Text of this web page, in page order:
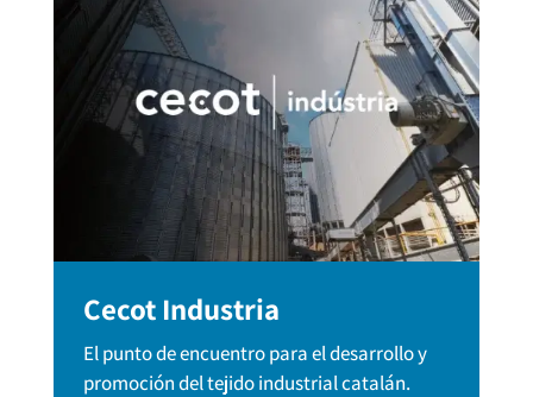
Cecot Industria
El punto de encuentro para el desarrollo y
promoción del tejido industrial catalán.